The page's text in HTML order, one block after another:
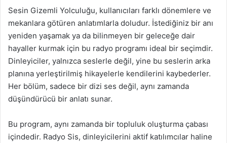
Sesin Gizemli Yolculuğu, kullanıcıları farklı dönemlere ve
mekanlara götüren anlatımlarla doludur. İstediğiniz bir anı
yeniden yaşamak ya da bilinmeyen bir geleceğe dair
hayaller kurmak için bu radyo programı ideal bir seçimdir.
Dinleyiciler, yalnızca seslerle değil, yine bu seslerin arka
planına yerleştirilmiş hikayelerle kendilerini kaybederler.
Her bölüm, sadece bir dizi ses değil, aynı zamanda
düşündürücü bir anlatı sunar.
Bu program, aynı zamanda bir topluluk oluşturma çabası
içindedir. Radyo Sis, dinleyicilerini aktif katılımcılar haline